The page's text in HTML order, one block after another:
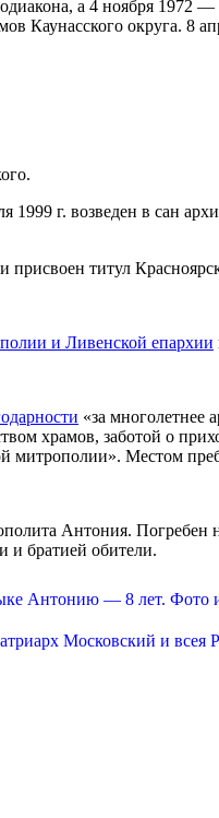
а 4 ноября 1972
Каунасского округа. 8
г. возведен в сан
присвоен титул
и Ливенской епархии
«за многолетнее
храмов, заботой о
митрополии». Местом
Антония. Погребен
и братией обители.